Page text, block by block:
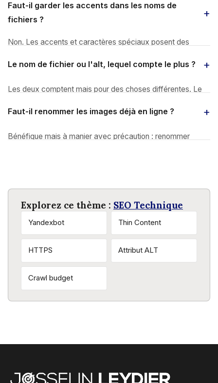
seul mot. Avec un tiret,
Faut-il garder les accents dans les noms de
fichiers ?
Non. Les accents et caractères spéciaux posent des
:réparation-vélo-nîmes.jpg devient
Le nom de fichier ou l'alt, lequel compte le plus ?
Les deux comptent mais pour des choses différentes. Le
alt sert d'abord à l'accessibilité (lecteurs d'écran) et
Faut-il renommer les images déjà en ligne ?
Bénéfique mais à manier avec précaution : renommer
avec une redirection 301 si nécessaire.
Explorez ce thème : SEO Technique
Yandexbot Thin Content
HTTPS Attribut ALT
Crawl budget